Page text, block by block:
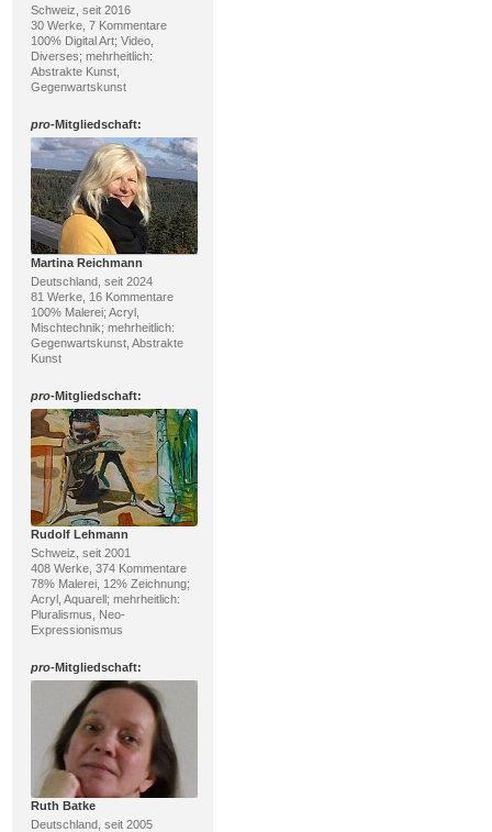
Schweiz, seit 2016
30 Werke, 7 Kommentare
100% Digital Art; Video,
Diverses; mehrheitlich:
Abstrakte Kunst,
Gegenwartskunst
pro-Mitgliedschaft:
Martina Reichmann
Deutschland, seit 2024
81 Werke, 16 Kommentare
100% Malerei; Acryl,
Mischtechnik; mehrheitlich:
Gegenwartskunst, Abstrakte
Kunst
pro-Mitgliedschaft:
Rudolf Lehmann
Schweiz, seit 2001
408 Werke, 374 Kommentare
78% Malerei, 12% Zeichnung;
Acryl, Aquarell; mehrheitlich:
Pluralismus, Neo-
Expressionismus
pro-Mitgliedschaft:
Ruth Batke
Deutschland, seit 2005